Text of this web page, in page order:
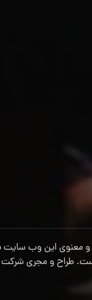
معنوی این وب سایت
طراح و مجری شرکت